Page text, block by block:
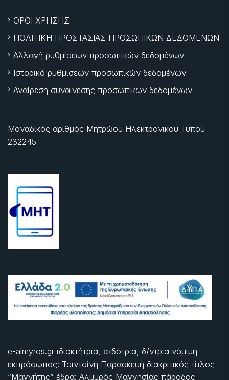
ΟΡΟΙ ΧΡΗΣΗΣ
ΠΟΛΙΤΙΚΗ ΠΡΟΣΤΑΣΙΑΣ ΠΡΟΣΩΠΙΚΩΝ ΔΕΔΟΜΕΝΩΝ
Αλλαγή ρυθμίσεων προσωπικών δεδομένων
Ιστορικό ρυθμίσεων προσωπικών δεδομένων
Αναίρεση συναίνεσης προσωπικών δεδομένων
Μοναδικός αριθμός Μητρώου Ηλεκτρονικού Τύπου
232245
e-almyros.gr ιδιοκτήτρια, εκδότρια, δ/ντρια νόμιμη
εκπρόσωπος: Τσιντσίνη Παρασκευή διακριτικός τίτλος
“Μαγνήτης” έδρα: Αλμυρός Μαγνησίας πάροδος